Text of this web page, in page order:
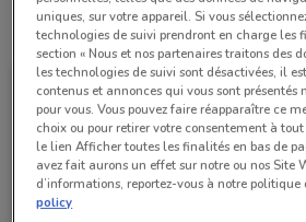
Toutes les offres de ce magasin
uniques, sur votre appareil. Si vous
technologies de suivi prendront en charge les
section « Nous et nos partenaires traitons des
les technologies de suivi sont désactivées, il
contenus et annonces qui vous sont présentés
pour vous. Vous pouvez faire réapparaître ce
choix ou pour retirer votre consentement à
le lien Afficher toutes les finalités en bas de
avez fait aurons un effet sur notre ou nos Site
d’informations, reportez-vous à notre
policy